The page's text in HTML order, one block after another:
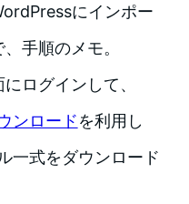
にインポー
手順のメモ。
ログインして、
ンロードを利用し
一式をダウンロード